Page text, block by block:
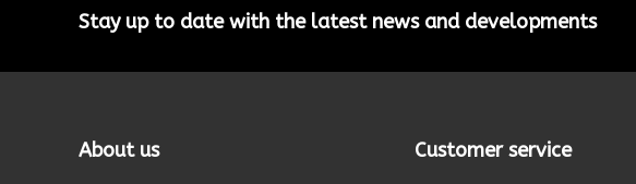
Stay up to date with the latest news and developments
About us Customer service